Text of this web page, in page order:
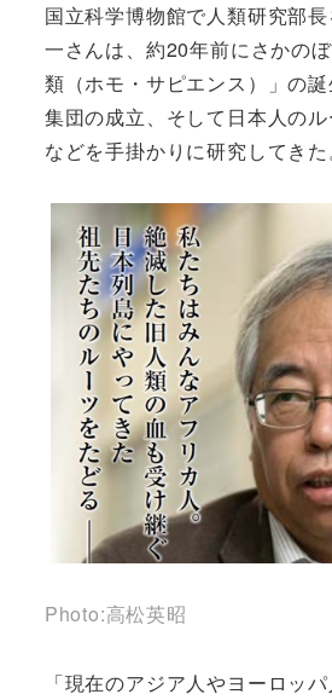
国立科学博物館で人類研究部
一さんは、約20年前にさかの
類（ホモ・サピエンス）」の
集団の成立、そして日本人の
などを手掛かりに研究してきた
Photo:高松英昭
「現在のアジア人やヨーロッ